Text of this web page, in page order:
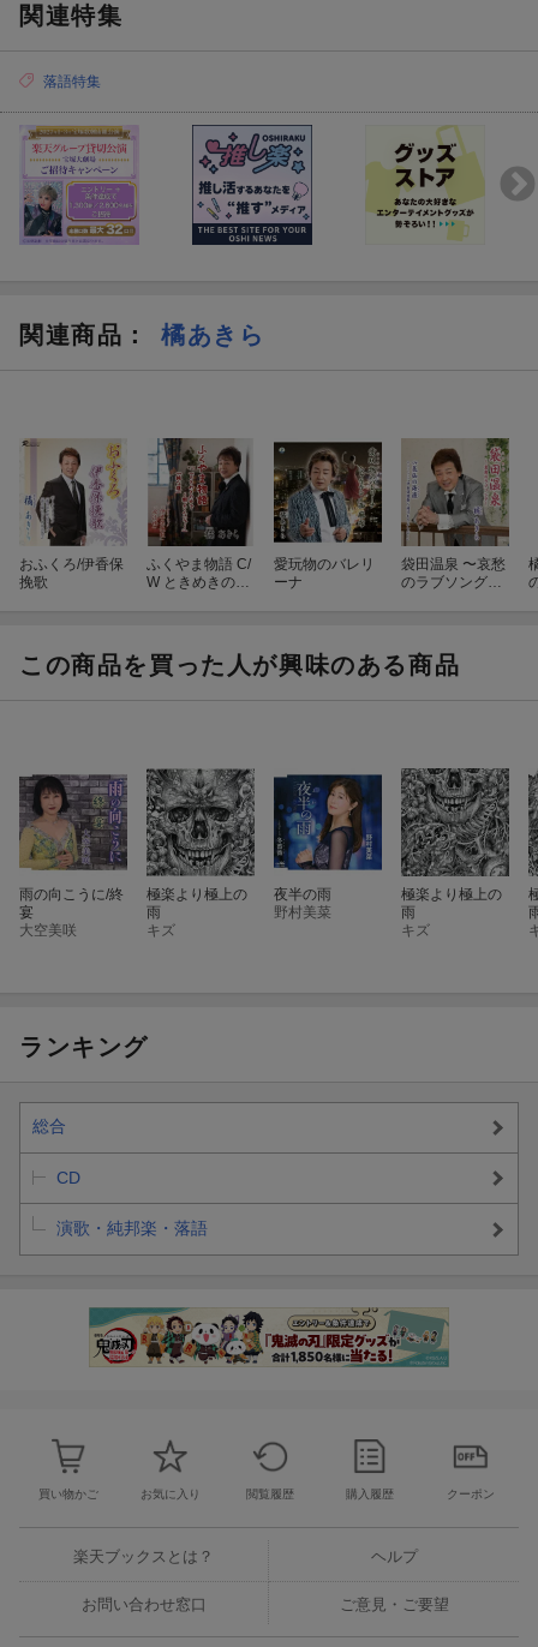
関連特集
落語特集
関連商品 ： 橘あきら
おふくろ/伊香保
挽歌
ふくやま物語 C/
W ときめきの中
愛玩物のバレリ
ーナ
袋田温泉 〜哀愁
のラブソング〜/
この商品を買った人が興味のある商品
雨の向こうに/終
宴
大空美咲
極楽より極上の
雨
キズ
夜半の雨
野村美菜
極楽より極上の
雨
キズ
ランキング
総合
CD
演歌・純邦楽・落語
買い物かご お気に入り 閲覧履歴 購入履歴 クーポン
楽天ブックスとは？ ヘルプ
お問い合わせ窓口 ご意見・ご要望